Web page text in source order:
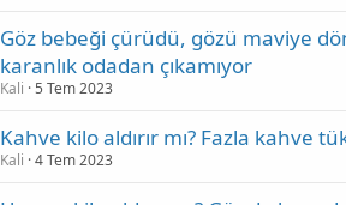
Göz bebeği çürüdü, gözü maviye
karanlık odadan çıkamıyor
Kali 5 Tem 2023
Kahve kilo aldırır mı? Fazla kahve
Kali 4 Tem 2023